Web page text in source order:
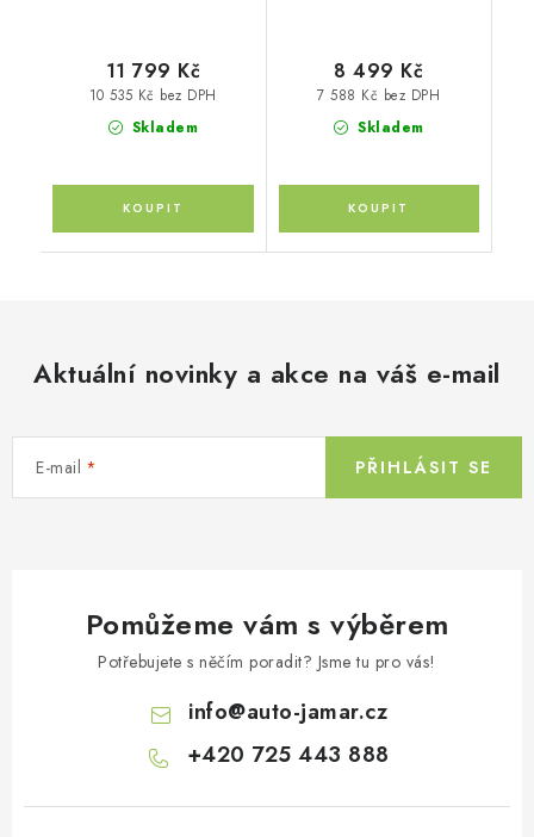
Skladem
10 535 Kč bez DPH
11 799 Kč
Skladem
7 588 Kč bez DPH
8 499 Kč
Aktuální novinky a akce na váš e-mail
E-mail PŘIHLÁSIT SE
Pomůžeme vám s výběrem
Potřebujete s něčím poradit? Jsme tu pro vás!
info@auto-jamar.cz
+420 725 443 888